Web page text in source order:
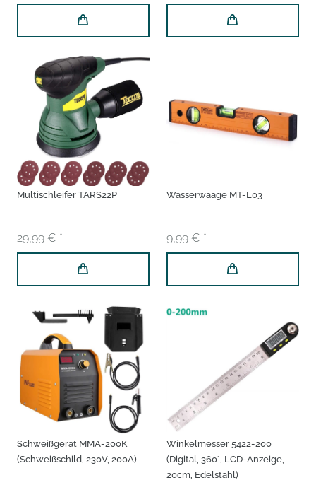
Multischleifer TARS22P
29,99 € *
Wasserwaage MT-L03
9,99 € *
Schweißgerät MMA-200K
(Schweißschild, 230V, 200A)
Winkelmesser 5422-200
(Digital, 360°, LCD-Anzeige,
20cm, Edelstahl)